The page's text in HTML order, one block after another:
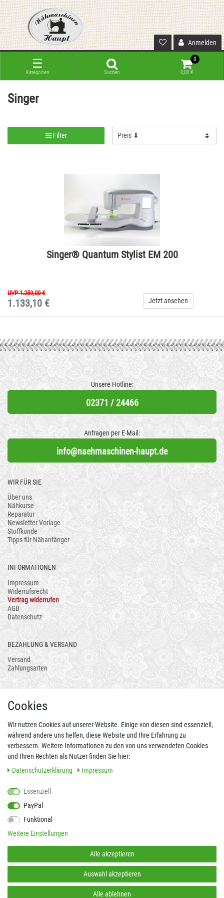
Anmelden
☰
Kategorien Suchen
0
0,00 €
Singer
Filter
Singer® Quantum Stylist EM 200
UVP 1.259,00 €
1.133,10 € Jetzt ansehen
Unsere Hotline:
02371 / 24466
Anfragen per E-Mail:
info@naehmaschinen-haupt.de
WIR FÜR SIE
Über uns
Nähkurse
Reparatur
Newsletter Vorlage
Stoffkunde
Tipps für Nähanfänger
INFORMATIONEN
Impressum
Widerrufsrecht
Vertrag widerrufen
AGB
Datenschutz
BEZAHLUNG & VERSAND
Versand
Zahlungsarten
FOLGEN SIE UNS AUCH AUF
Cookies
Wir nutzen Cookies auf unserer Website. Einige von diesen sind essenziell,
während andere uns helfen, diese Website und Ihre Erfahrung zu
verbessern. Weitere Informationen zu den von uns verwendeten Cookies
und Ihren Rechten als Nutzer finden Sie hier:
Daten­schutz­erklärung
Impressum
Essenziell
PayPal
Funktional
Weitere Einstellungen
Alle akzeptieren
Auswahl akzeptieren
Alle ablehnen